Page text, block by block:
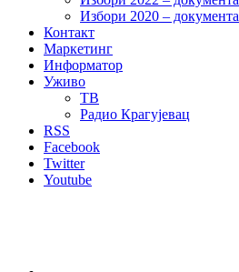
Избори 2020 – документа
Контакт
Маркетинг
Информатор
Уживо
ТВ
Радио Крагујевац
RSS
Facebook
Twitter
Youtube